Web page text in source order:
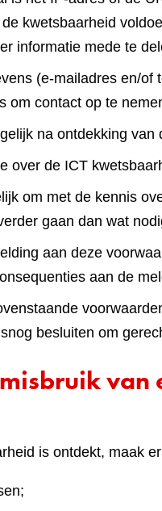
kwetsbaarheid
informatie mede te
(e-mailadres en/
om contact op te
na ontdekking van
over de ICT
om met de kennis
gaan dan wat
aan deze
aan de
besluiten om
van
is ontdekt, maak